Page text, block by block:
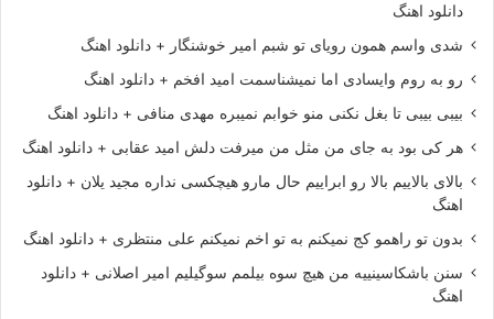
دانلود اهنگ
شدی واسم همون رویای تو شبم امیر خوشنگار + دانلود اهنگ
رو به روم وایسادی اما نمیشناسمت امید افخم + دانلود اهنگ
بیبی بیبی تا بغل نکنی منو خوابم نمیبره مهدی منافی + دانلود اهنگ
هر کی بود به جای من مثل من میرفت دلش امید عقابی + دانلود اهنگ
بالای بالاییم بالا رو ابراییم حال مارو هیچکسی نداره مجید یلان + دانلود
اهنگ
بدون تو راهمو کج نمیکنم به تو اخم نمیکنم علی منتظری + دانلود اهنگ
سنن باشکاسینییه من هیچ سوه بیلمم سوگیلیم امیر اصلانی + دانلود
اهنگ